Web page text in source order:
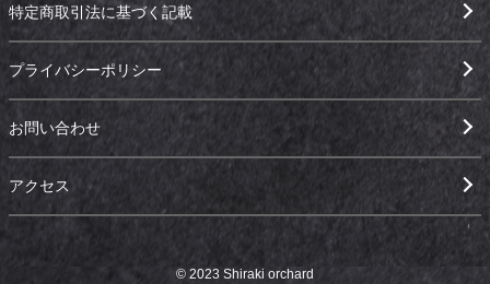
特定商取引法に基づく記載
プライバシーポリシー
お問い合わせ
アクセス
© 2023 Shiraki orchard